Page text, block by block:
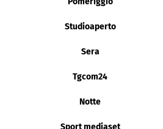
Studioaperto
Sera
Tgcom24
Notte
Sport mediaset